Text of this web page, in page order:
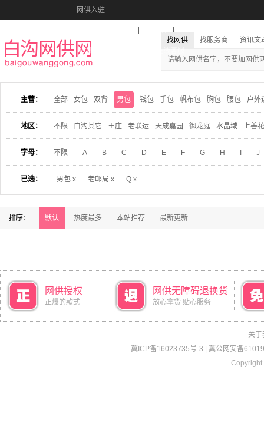
网供入驻
收藏本站
找网供 找服务商 资讯文
主营： 全部 女包 双背 男包 钱包 手包 帆布包 胸包 腰包 户外
地区： 不限 白沟其它 王庄 老联运 天成嘉园 御龙庭 水晶域 上善
字母： 不限 A B C D E F G H J
已选： 男包 x 老邮局 x Q x
排序： 默认 热度最多 本站推荐 最新更新
网供授权
正爆的款式
网供无障碍退换货
放心拿货 贴心服务
关于
冀ICP备16023735号-3
冀公网安备